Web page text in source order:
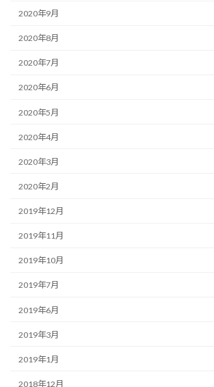
2020年9月
2020年8月
2020年7月
2020年6月
2020年5月
2020年4月
2020年3月
2020年2月
2019年12月
2019年11月
2019年10月
2019年7月
2019年6月
2019年3月
2019年1月
2018年12月